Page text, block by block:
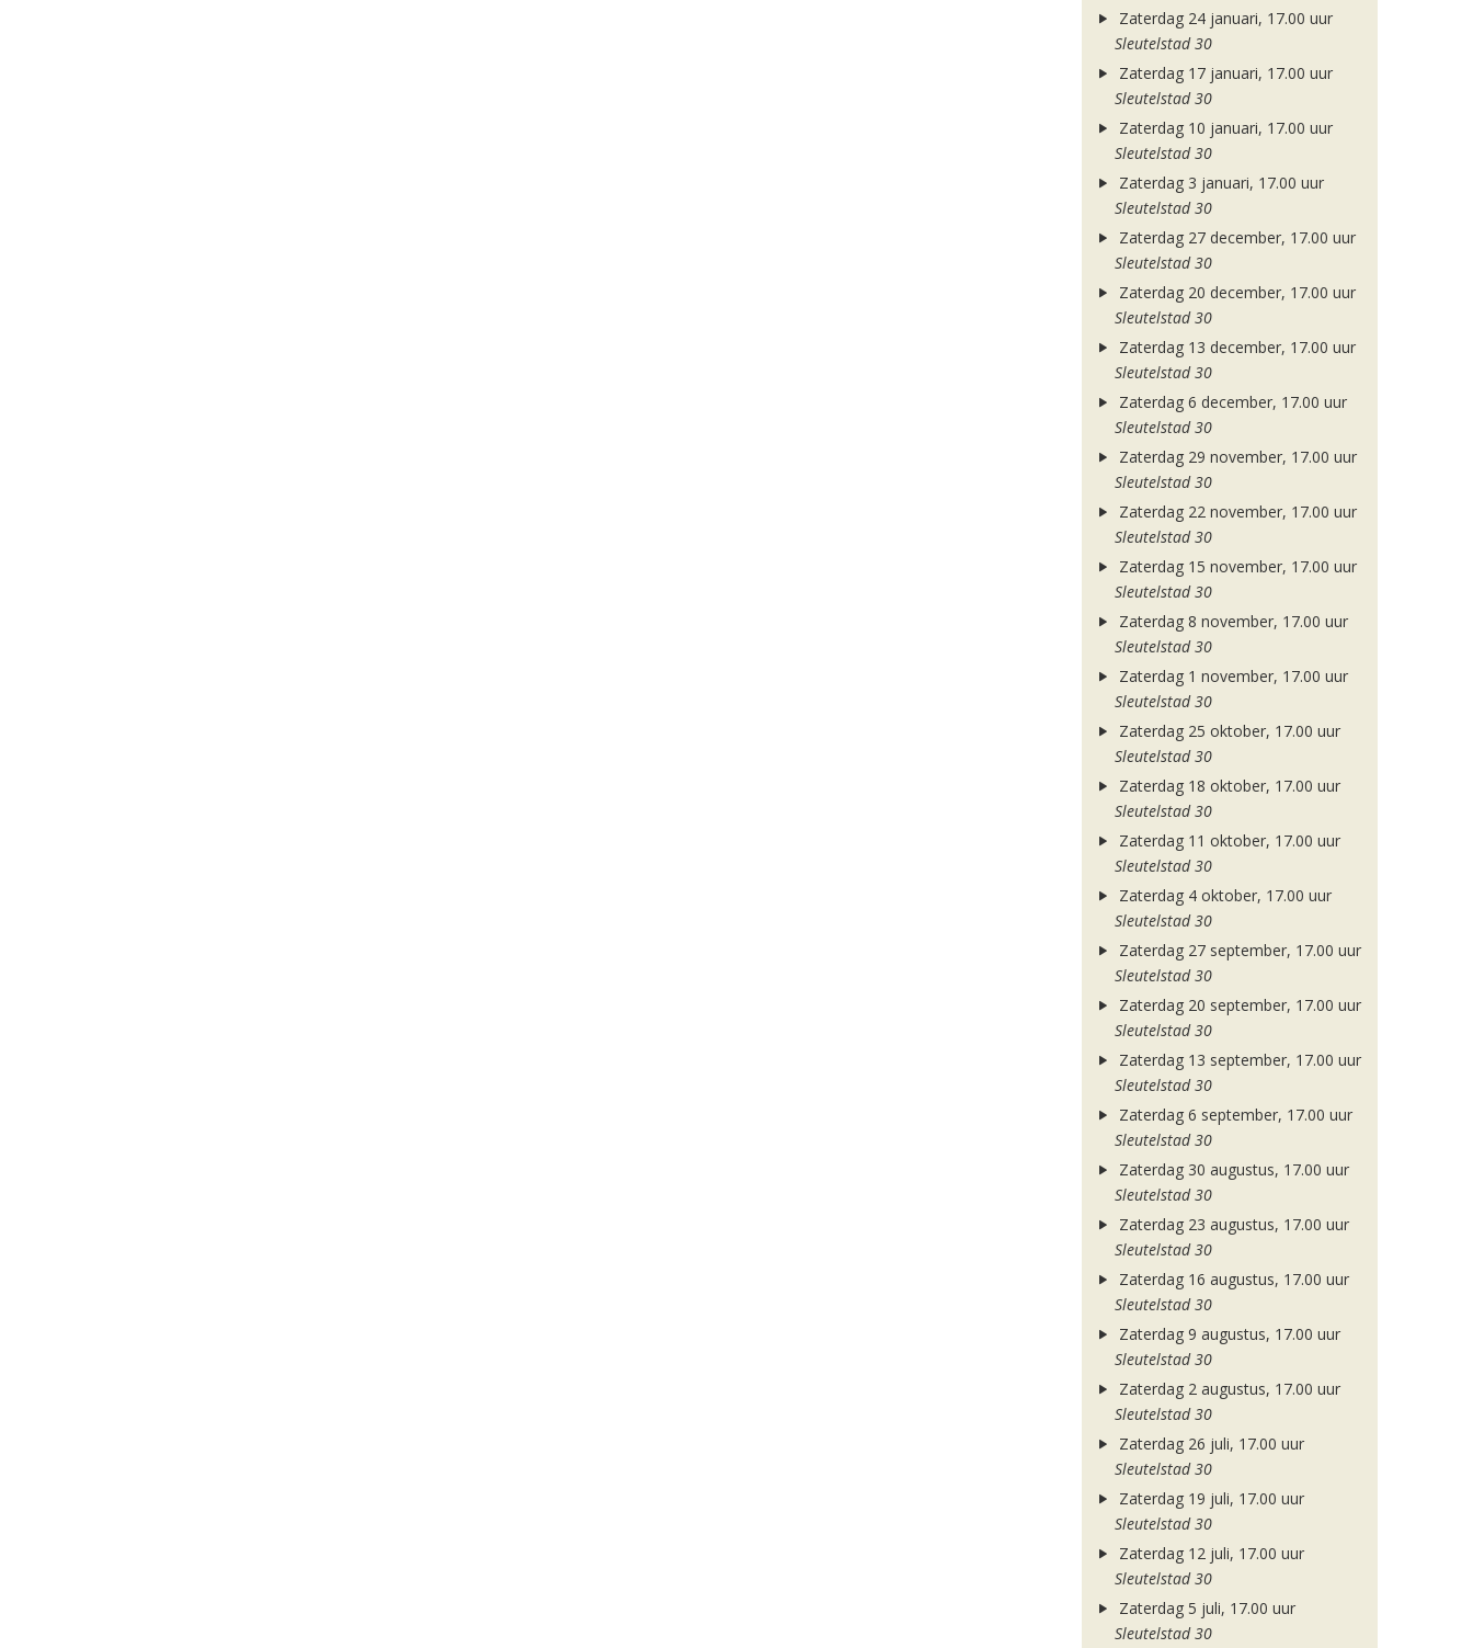
Zaterdag 24 januari, 17.00 uur
Sleutelstad 30
Zaterdag 17 januari, 17.00 uur
Sleutelstad 30
Zaterdag 10 januari, 17.00 uur
Sleutelstad 30
Zaterdag 3 januari, 17.00 uur
Sleutelstad 30
Zaterdag 27 december, 17.00 uur
Sleutelstad 30
Zaterdag 20 december, 17.00 uur
Sleutelstad 30
Zaterdag 13 december, 17.00 uur
Sleutelstad 30
Zaterdag 6 december, 17.00 uur
Sleutelstad 30
Zaterdag 29 november, 17.00 uur
Sleutelstad 30
Zaterdag 22 november, 17.00 uur
Sleutelstad 30
Zaterdag 15 november, 17.00 uur
Sleutelstad 30
Zaterdag 8 november, 17.00 uur
Sleutelstad 30
Zaterdag 1 november, 17.00 uur
Sleutelstad 30
Zaterdag 25 oktober, 17.00 uur
Sleutelstad 30
Zaterdag 18 oktober, 17.00 uur
Sleutelstad 30
Zaterdag 11 oktober, 17.00 uur
Sleutelstad 30
Zaterdag 4 oktober, 17.00 uur
Sleutelstad 30
Zaterdag 27 september, 17.00 uur
Sleutelstad 30
Zaterdag 20 september, 17.00 uur
Sleutelstad 30
Zaterdag 13 september, 17.00 uur
Sleutelstad 30
Zaterdag 6 september, 17.00 uur
Sleutelstad 30
Zaterdag 30 augustus, 17.00 uur
Sleutelstad 30
Zaterdag 23 augustus, 17.00 uur
Sleutelstad 30
Zaterdag 16 augustus, 17.00 uur
Sleutelstad 30
Zaterdag 9 augustus, 17.00 uur
Sleutelstad 30
Zaterdag 2 augustus, 17.00 uur
Sleutelstad 30
Zaterdag 26 juli, 17.00 uur
Sleutelstad 30
Zaterdag 19 juli, 17.00 uur
Sleutelstad 30
Zaterdag 12 juli, 17.00 uur
Sleutelstad 30
Zaterdag 5 juli, 17.00 uur
Sleutelstad 30